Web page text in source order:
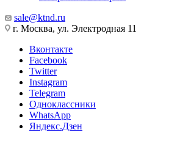
sale@ktnd.ru
г. Москва, ул. Электродная 11
Вконтакте
Facebook
Twitter
Instagram
Telegram
Одноклассники
WhatsApp
Яндекс.Дзен